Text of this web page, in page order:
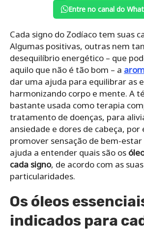
Entre no canal do
Cada signo do Zodíaco tem suas
Algumas positivas, outras nem
desequilíbrio energético – que
aquilo que não é tão bom – a
dar uma ajuda para equilibrar as
harmonizando corpo e mente. A
bastante usada como terapia
tratamento de doenças, para
ansiedade e dores de cabeça,
promover sensação de bem-
ajuda a entender quais são os
cada signo, de acordo com as suas
particularidades.
Os óleos
indicados para